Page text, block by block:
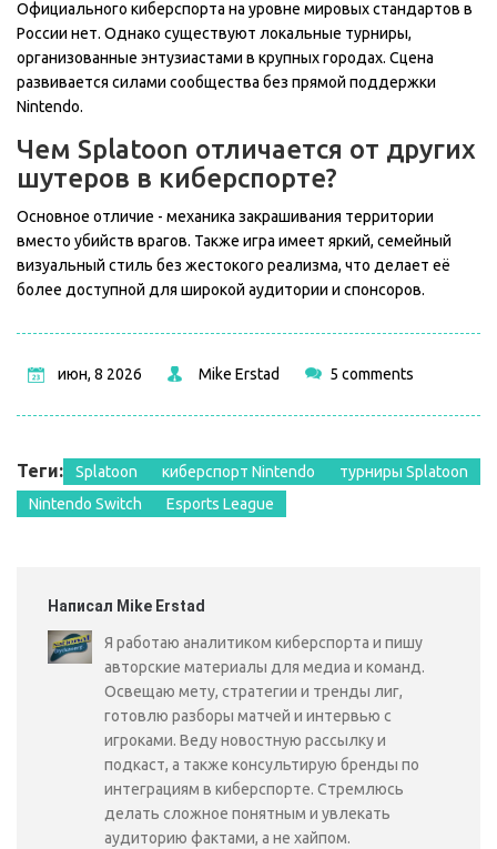
Официального киберспорта на уровне мировых стандартов в
России нет. Однако существуют локальные турниры,
организованные энтузиастами в крупных городах. Сцена
развивается силами сообщества без прямой поддержки
Nintendo.
Чем Splatoon отличается от других
шутеров в киберспорте?
Основное отличие - механика закрашивания территории
вместо убийств врагов. Также игра имеет яркий, семейный
визуальный стиль без жестокого реализма, что делает её
более доступной для широкой аудитории и спонсоров.
июн, 8 2026 Mike Erstad 5 comments
Теги: Splatoon киберспорт Nintendo
турниры Splatoon
Nintendo Switch
Esports League
Написал Mike Erstad
Я работаю аналитиком киберспорта и пишу
авторские материалы для медиа и команд.
Освещаю мету, стратегии и тренды лиг,
готовлю разборы матчей и интервью с
игроками. Веду новостную рассылку и
подкаст, а также консультирую бренды по
интеграциям в киберспорте. Стремлюсь
делать сложное понятным и увлекать
аудиторию фактами, а не хайпом.